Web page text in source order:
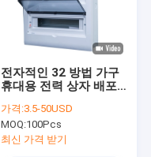
전자적인 32 방법 가구
휴대용 전력 상자 배포
가격:3.5-50USD
MOQ:100Pcs
최신 가격 받기